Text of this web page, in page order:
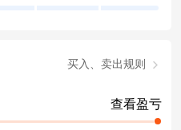
买入、卖出规则
查看盈亏